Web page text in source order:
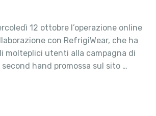
12 ottobre l’operazione online
con RefrigiWear, che ha
molteplici utenti alla campagna di
hand promossa sul sito …